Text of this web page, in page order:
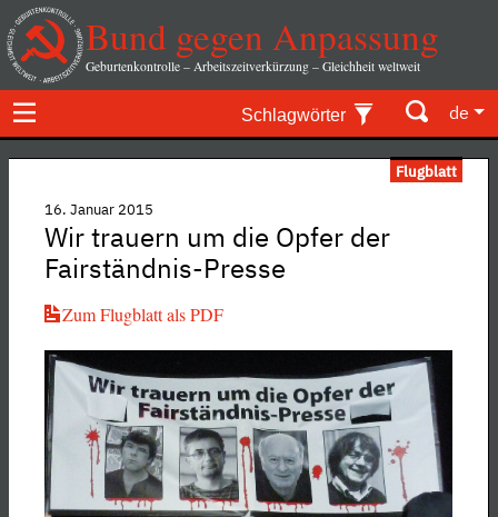
Bund gegen Anpassung
Geburtenkontrolle – Arbeitszeitverkürzung – Gleichheit weltweit
Schlagwörter de
Flugblatt
16. Januar 2015
Wir trauern um die Opfer der
Fairständnis-Presse
Zum Flugblatt als PDF